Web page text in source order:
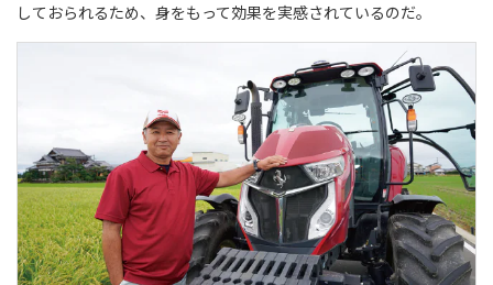
しておられるため、身をもって効果を実感されているのだ。